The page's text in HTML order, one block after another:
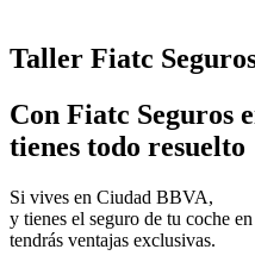
Taller Fiatc
Con Fiatc Seguros
tienes todo resuelto
Si vives en Ciudad BBVA,
y tienes el seguro de tu coche
tendrás ventajas exclusivas.